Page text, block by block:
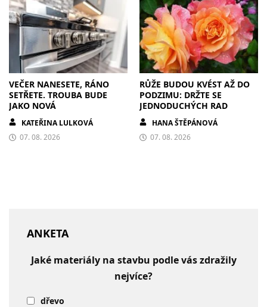
VEČER NANESETE, RÁNO
SETŘETE. TROUBA BUDE
JAKO NOVÁ
KATEŘINA LULKOVÁ
07. 08. 2026
RŮŽE BUDOU KVÉST AŽ DO
PODZIMU: DRŽTE SE
JEDNODUCHÝCH RAD
HANA ŠTĚPÁNOVÁ
07. 08. 2026
ANKETA
Jaké materiály na stavbu podle vás zdražily
nejvíce?
dřevo